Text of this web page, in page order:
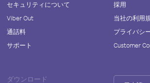
セキュリティについて
Viber Out
通話料
サポート
採用
当社の利用
プライバシ
Customer
ダウンロード